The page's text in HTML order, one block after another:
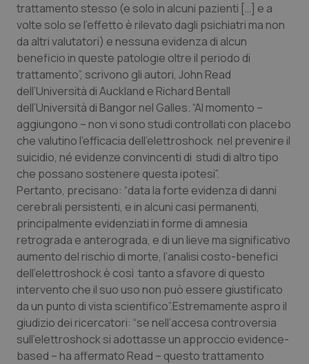
Calabria
Campania
Emilia-Romagna
Friuli Venezia Giulia
Lazio
Liguria
Lombardia
Marche
Molise
Piemonte
Asma & BPCO
Car-T
Colesterolo & coronaropatie
Dermatite Atopica
Diabete & glucometri
Disturbi dell’umore
Dolore
Donna & Salute
Epatiti
HIV
trattamento stesso (e solo in alcuni pazienti […] e a
volte solo se l’effetto è rilevato dagli psichiatri ma non
da altri valutatori) e nessuna evidenza di alcun
beneficio in queste patologie oltre il periodo di
trattamento”, scrivono gli autori, John Read
dell’Università di Auckland e Richard Bentall
dell’Università di Bangor nel Galles. “Al momento –
aggiungono – non vi sono studi controllati con placebo
che valutino l’efficacia dell’elettroshock nel prevenire il
suicidio, né evidenze convincenti di studi di altro tipo
che possano sostenere questa ipotesi”.
Pertanto, precisano: “data la forte evidenza di danni
cerebrali persistenti, e in alcuni casi permanenti,
principalmente evidenziati in forme di amnesia
retrograda e anterograda, e di un lieve ma significativo
aumento del rischio di morte, l’analisi costo-benefici
dell’elettroshock è così tanto a sfavore di questo
intervento che il suo uso non può essere giustificato
da un punto di vista scientifico”.Estremamente aspro il
giudizio dei ricercatori: “se nell’accesa controversia
sull’elettroshock si adottasse un approccio evidence-
based – ha affermato Read – questo trattamento